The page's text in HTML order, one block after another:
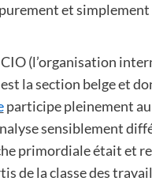
et
CIO (l’organisation
la section belge et
participe pleinement
sensiblement
primordiale était et
de la classe des